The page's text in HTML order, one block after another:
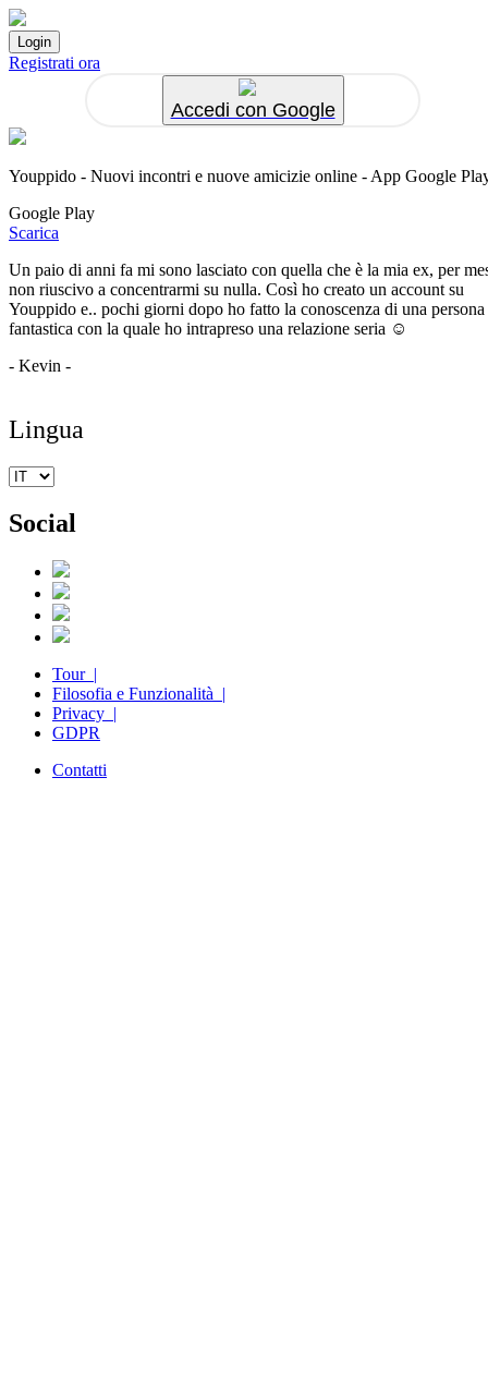
Registrati ora
Accedi con Google
Youppido - Nuovi incontri e nuove amicizie online - App Google
Google Play
Scarica
Un paio di anni fa mi sono lasciato con quella che è la mia ex, per
non riuscivo a concentrarmi su nulla. Così ho creato un account su
Youppido e.. pochi giorni dopo ho fatto la conoscenza di una persona
fantastica con la quale ho intrapreso una relazione seria ☺️
- Kevin -
Lingua
Social
Tour |
Filosofia e Funzionalità |
Privacy |
GDPR
Contatti